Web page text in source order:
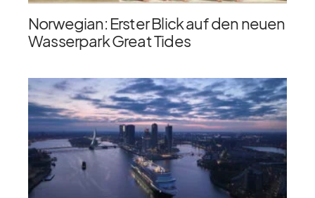
Norwegian: Erster Blick auf den neuen
Wasserpark Great Tides